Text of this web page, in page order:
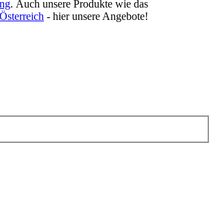
. Auch unsere Produkte wie das
- hier unsere Angebote!